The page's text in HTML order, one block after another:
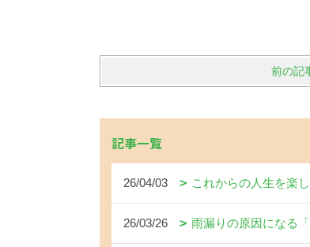
前の記
記事一覧
26/04/03 これからの人生を楽
26/03/26 雨漏りの原因になる